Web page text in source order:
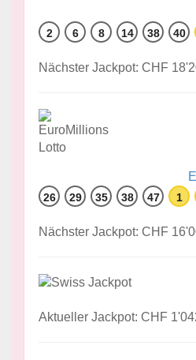
2 6 8 14 38 40
Nächster Jackpot: CHF
26 29 35 38 47 1
Nächster Jackpot: CHF
Aktueller Jackpot: CHF